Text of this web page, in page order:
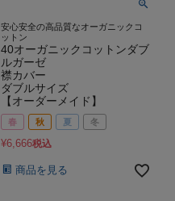
安心安全の高品質なオーガニックコ
ットン
40オーガニックコットンダブ
ルガーゼ
襟カバー
ダブルサイズ
【オーダーメイド】
春 秋 夏 冬
¥6,666税込
商品を見る